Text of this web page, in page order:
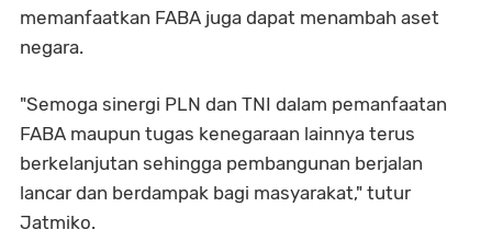
memanfaatkan FABA juga dapat menambah aset
negara.
"Semoga sinergi PLN dan TNI dalam pemanfaatan
FABA maupun tugas kenegaraan lainnya terus
berkelanjutan sehingga pembangunan berjalan
lancar dan berdampak bagi masyarakat," tutur
Jatmiko.